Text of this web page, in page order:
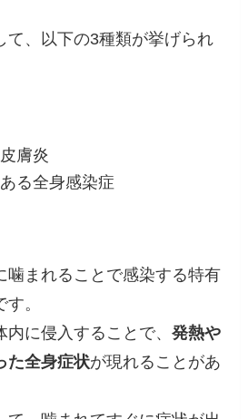
て、以下の3種類が挙げられ
膚炎
る全身感染症
噛まれることで感染する特有
。
内に侵入することで、発熱や
た全身症状が現れることがあ